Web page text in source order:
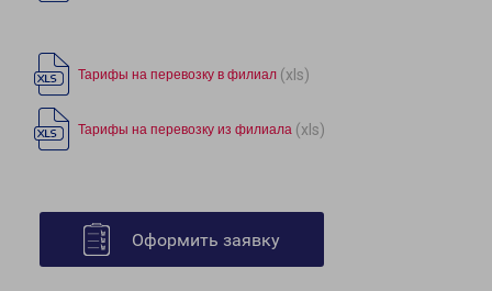
Тарифы на перевозку в филиал (xls)
Тарифы на перевозку из филиала (xls)
Оформить заявку